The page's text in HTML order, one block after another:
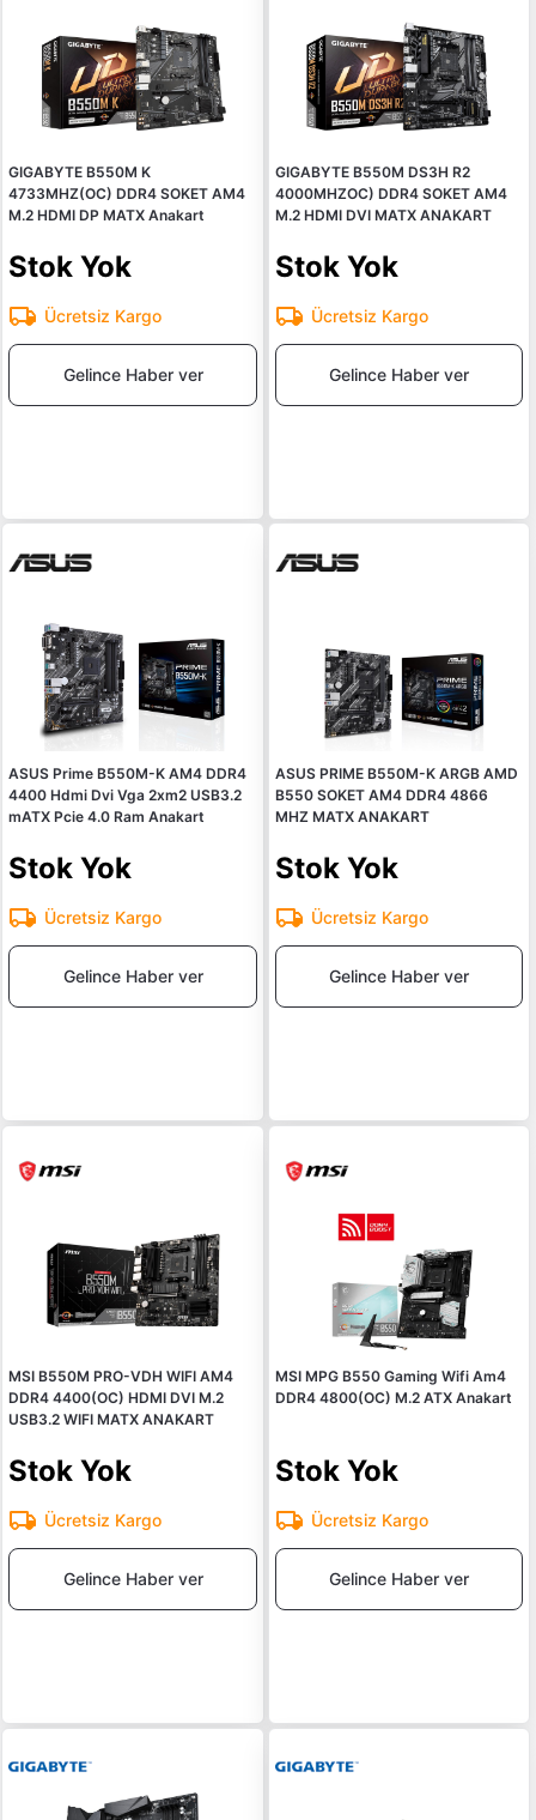
GIGABYTE B550M K
4733MHZ(OC) DDR4 SOKET AM4
M.2 HDMI DP MATX Anakart
Stok Yok
Ücretsiz Kargo
Gelince Haber ver
GIGABYTE B550M DS3H R2
4000MHZOC) DDR4 SOKET AM4
M.2 HDMI DVI MATX ANAKART
Stok Yok
Ücretsiz Kargo
Gelince Haber ver
ASUS Prime B550M-K AM4 DDR4
4400 Hdmi Dvi Vga 2xm2 USB3.2
mATX Pcie 4.0 Ram Anakart
Stok Yok
Ücretsiz Kargo
Gelince Haber ver
ASUS PRIME B550M-K ARGB AMD
B550 SOKET AM4 DDR4 4866
MHZ MATX ANAKART
Stok Yok
Ücretsiz Kargo
Gelince Haber ver
MSI B550M PRO-VDH WIFI AM4
DDR4 4400(OC) HDMI DVI M.2
USB3.2 WIFI MATX ANAKART
Stok Yok
Ücretsiz Kargo
Gelince Haber ver
MSI MPG B550 Gaming Wifi Am4
DDR4 4800(OC) M.2 ATX Anakart
Stok Yok
Ücretsiz Kargo
Gelince Haber ver